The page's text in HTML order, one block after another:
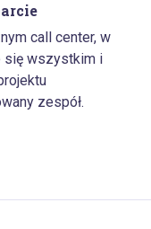
call center, w
się wszystkim i
zespół.